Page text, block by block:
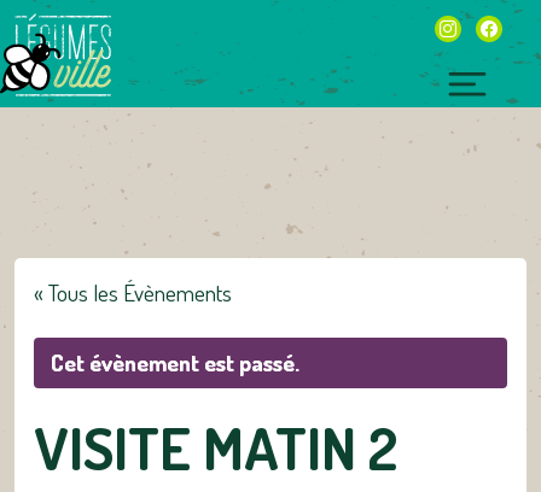
Skip
to
content
instagram
« Tous les Évènements
Cet évènement est passé.
VISITE MATIN 2